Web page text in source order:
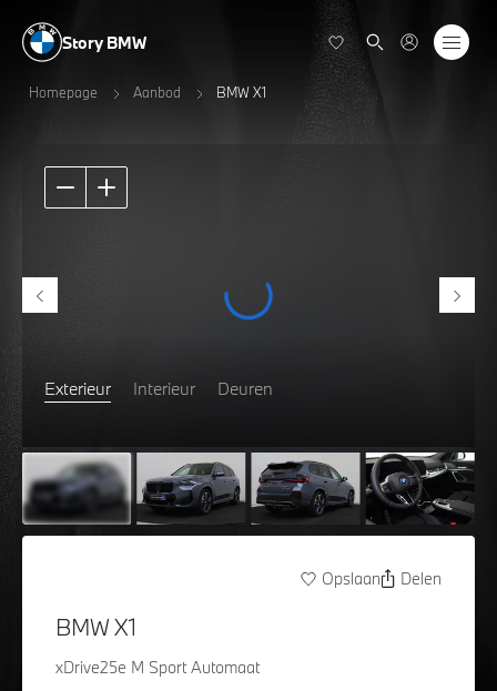
Story BMW
Homepage Aanbod BMW X1
Exterieur Interieur Deuren
Opslaan Delen
BMW X1
xDrive25e M Sport Automaat